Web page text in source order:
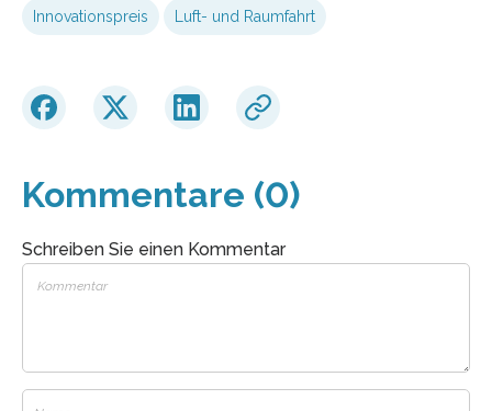
Innovationspreis Luft- und Raumfahrt
Kommentare (0)
Schreiben Sie einen Kommentar